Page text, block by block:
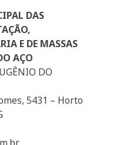
DAS
E DE MASSAS
AÇO
DO
5431 – Horto